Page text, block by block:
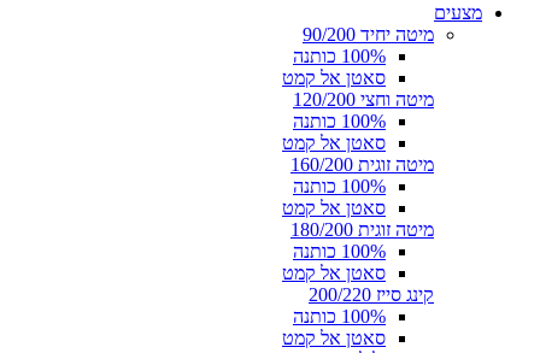
מצעים
מיטה יחיד 90/200
100% כותנה
סאטן אל קמט
מיטה וחצי 120/200
100% כותנה
סאטן אל קמט
מיטה זוגית 160/200
100% כותנה
סאטן אל קמט
מיטה זוגית 180/200
100% כותנה
סאטן אל קמט
קינג סייז 200/220
100% כותנה
סאטן אל קמט